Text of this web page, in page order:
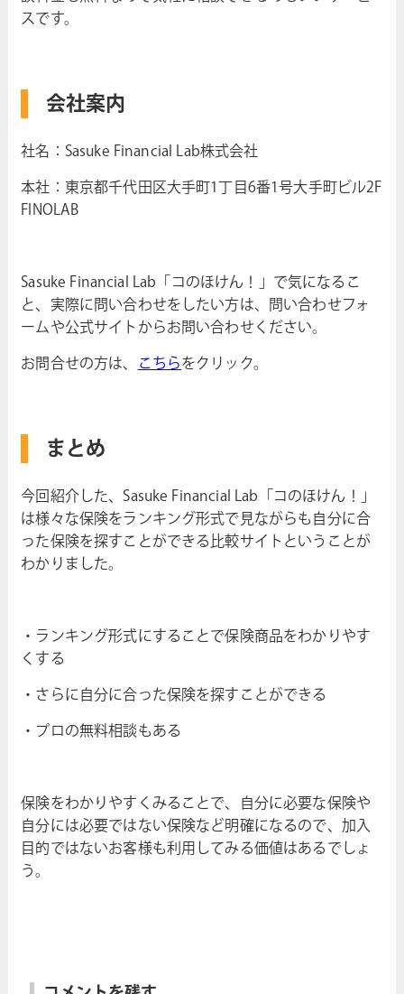
スです。
会社案内
社名：Sasuke Financial Lab株式会社
本社：東京都千代田区大手町1丁目6番1号大手町ビル2F
FINOLAB
Sasuke Financial Lab「コのほけん！」で気になるこ
と、実際に問い合わせをしたい方は、問い合わせフォ
ームや公式サイトからお問い合わせください。
お問合せの方は、
こちらをクリック。
まとめ
今回紹介した、Sasuke Financial Lab「コのほけん！」
は様々な保険をランキング形式で見ながらも自分に合
った保険を探すことができる比較サイトということが
わかりました。
・ランキング形式にすることで保険商品をわかりやす
くする
・さらに自分に合った保険を探すことができる
・プロの無料相談もある
保険をわかりやすくみることで、自分に必要な保険や
自分には必要ではない保険など明確になるので、加入
目的ではないお客様も利用してみる価値はあるでしょ
う。